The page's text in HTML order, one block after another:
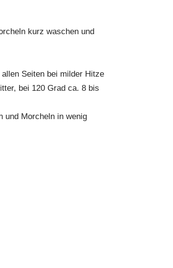
kurz waschen und
Seiten bei milder Hitze
bei 120 Grad ca. 8 bis
und Morcheln in wenig